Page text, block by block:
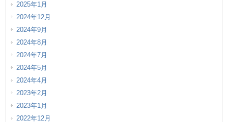
2025年1月
2024年12月
2024年9月
2024年8月
2024年7月
2024年5月
2024年4月
2023年2月
2023年1月
2022年12月